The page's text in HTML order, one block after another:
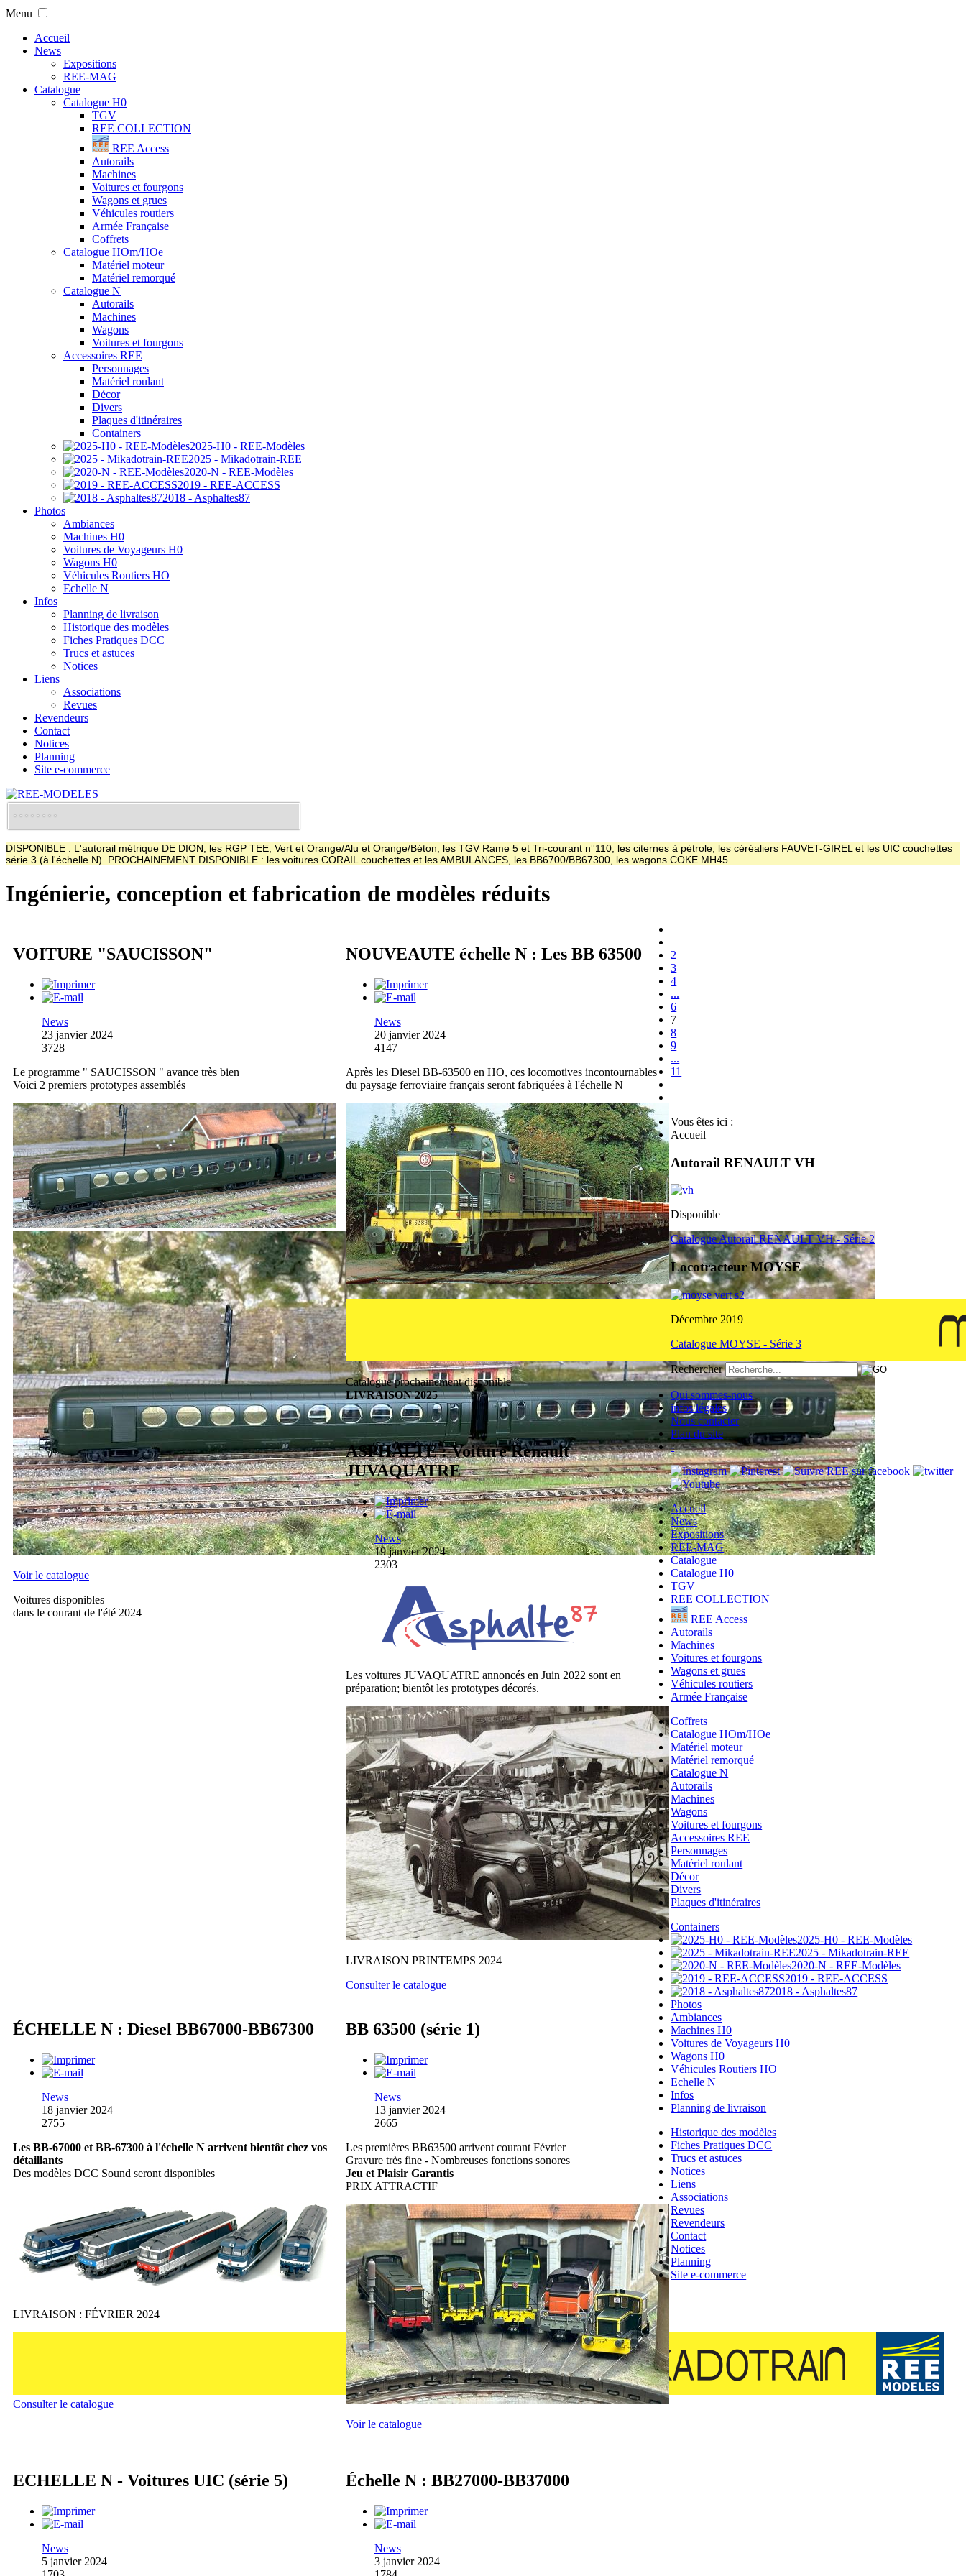
Menu
Accueil
News
Expositions
REE-MAG
Catalogue
Catalogue H0
TGV
REE COLLECTION
REE Access
Autorails
Machines
Voitures et fourgons
Wagons et grues
Véhicules routiers
Armée Française
Coffrets
Catalogue HOm/HOe
Matériel moteur
Matériel remorqué
Catalogue N
Autorails
Machines
Wagons
Voitures et fourgons
Accessoires REE
Personnages
Matériel roulant
Décor
Divers
Plaques d'itinéraires
Containers
2025-H0 - REE-Modèles
2025 - Mikadotrain-REE
2020-N - REE-Modèles
2019 - REE-ACCESS
2018 - Asphaltes87
Photos
Ambiances
Machines H0
Voitures de Voyageurs H0
Wagons H0
Véhicules Routiers HO
Echelle N
Infos
Planning de livraison
Historique des modèles
Fiches Pratiques DCC
Trucs et astuces
Notices
Liens
Associations
Revues
Revendeurs
Contact
Notices
Planning
Site e-commerce
DISPONIBLE : L'autorail métrique DE DION, les RGP TEE, Vert et Orange/Alu et Orange/Béton, les TGV Rame 5 et Tri-courant n°110, les citernes à pétrole, les céréaliers FAUVET-GIREL et les UIC couchettes
série 3 (à l'échelle N). PROCHAINEMENT DISPONIBLE : les voitures CORAIL couchettes et les AMBULANCES, les BB6700/BB67300, les wagons COKE MH45
Ingénierie, conception et fabrication de modèles réduits
VOITURE "SAUCISSON"
News
23 janvier 2024
3728
Le programme " SAUCISSON " avance très bien
Voici 2 premiers prototypes assemblés
Voir le catalogue
Voitures disponibles
dans le courant de l'été 2024
NOUVEAUTE échelle N : Les BB 63500
News
20 janvier 2024
4147
Après les Diesel BB-63500 en HO, ces locomotives incontournables
du paysage ferroviaire français seront fabriquées à l'échelle N
Catalogue prochainement disponible
LIVRAISON 2025
ASPHALTE : Voiture Renault
JUVAQUATRE
News
19 janvier 2024
2303
Les voitures JUVAQUATRE annoncés en Juin 2022 sont en
préparation; bientôt les prototypes décorés.
LIVRAISON PRINTEMPS 2024
Consulter le catalogue
ÉCHELLE N : Diesel BB67000-BB67300
News
18 janvier 2024
2755
Les BB-67000 et BB-67300 à l'échelle N arrivent bientôt chez vos
détaillants
Des modèles DCC Sound seront disponibles
LIVRAISON : FÉVRIER 2024
Consulter le catalogue
BB 63500 (série 1)
News
13 janvier 2024
2665
Les premières BB63500 arrivent courant Février
Gravure très fine - Nombreuses fonctions sonores
Jeu et Plaisir Garantis
PRIX ATTRACTIF
Voir le catalogue
ECHELLE N - Voitures UIC (série 5)
News
5 janvier 2024
Échelle N : BB27000-BB37000
News
3 janvier 2024
2
3
4
...
6
7
8
9
...
11
Vous êtes ici :
Accueil
Autorail RENAULT VH
Disponible
Catalogue Autorail RENAULT VH - Série 2
Locotracteur MOYSE
Décembre 2019
Catalogue MOYSE - Série 3
Rechercher
Qui sommes-nous
infos légales
Nous contacter
Plan du site
-
Accueil
News
Expositions
REE-MAG
Catalogue
Catalogue H0
TGV
REE COLLECTION
REE Access
Autorails
Machines
Voitures et fourgons
Wagons et grues
Véhicules routiers
Armée Française
Coffrets
Catalogue HOm/HOe
Matériel moteur
Matériel remorqué
Catalogue N
Autorails
Machines
Wagons
Voitures et fourgons
Accessoires REE
Personnages
Matériel roulant
Décor
Divers
Plaques d'itinéraires
Containers
2025-H0 - REE-Modèles
2025 - Mikadotrain-REE
2020-N - REE-Modèles
2019 - REE-ACCESS
2018 - Asphaltes87
Photos
Ambiances
Machines H0
Voitures de Voyageurs H0
Wagons H0
Véhicules Routiers HO
Echelle N
Infos
Planning de livraison
Historique des modèles
Fiches Pratiques DCC
Trucs et astuces
Notices
Liens
Associations
Revues
Revendeurs
Contact
Notices
Planning
Site e-commerce